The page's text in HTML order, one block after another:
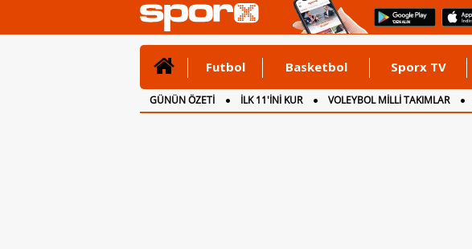
Futbol Basketbol Sporx TV
GÜNÜN ÖZETİ İLK 11'İNİ KUR VOLEYBOL MİLLİ TAKIMLAR
CANLI ANLATIM
İNGİLTERE